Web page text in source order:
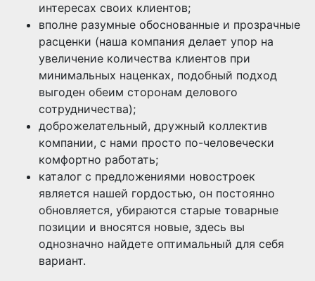
интересах своих клиентов;
вполне разумные обоснованные и прозрачные
расценки (наша компания делает упор на
увеличение количества клиентов при
минимальных наценках, подобный подход
выгоден обеим сторонам делового
сотрудничества);
доброжелательный, дружный коллектив
компании, с нами просто по-человечески
комфортно работать;
каталог с предложениями новостроек
является нашей гордостью, он постоянно
обновляется, убираются старые товарные
позиции и вносятся новые, здесь вы
однозначно найдете оптимальный для себя
вариант.